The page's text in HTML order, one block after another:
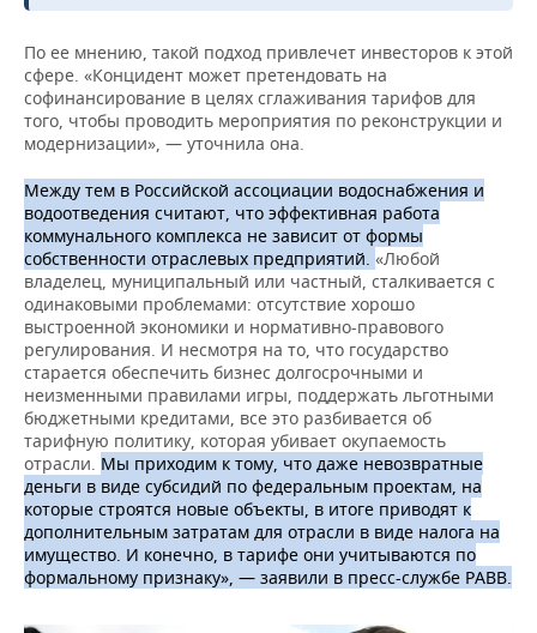
По ее мнению, такой подход привлечет инвесторов к этой
сфере. «Концидент может претендовать на
софинансирование в целях сглаживания тарифов для
того, чтобы проводить мероприятия по реконструкции и
модернизации», — уточнила она.
Между тем в Российской ассоциации водоснабжения и
водоотведения считают, что эффективная работа
коммунального комплекса не зависит от формы
собственности отраслевых предприятий. «Любой
владелец, муниципальный или частный, сталкивается с
одинаковыми проблемами: отсутствие хорошо
выстроенной экономики и нормативно-правового
регулирования. И несмотря на то, что государство
старается обеспечить бизнес долгосрочными и
неизменными правилами игры, поддержать льготными
бюджетными кредитами, все это разбивается об
тарифную политику, которая убивает окупаемость
отрасли. Мы приходим к тому, что даже невозвратные
деньги в виде субсидий по федеральным проектам, на
которые строятся новые объекты, в итоге приводят к
дополнительным затратам для отрасли в виде налога на
имущество. И конечно, в тарифе они учитываются по
формальному признаку», — заявили в пресс-службе РАВВ.